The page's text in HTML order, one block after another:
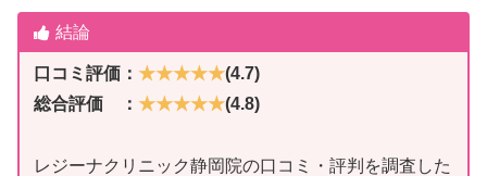
結論
口コミ評価： ★★★★★(4.7)
総合評価 ： ★★★★★(4.8)
レジーナクリニック静岡院の口コミ・評判を調査した